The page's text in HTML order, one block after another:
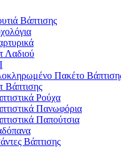
Βάπτισης
Λαδιού
Πακέτο
Βάπτισης
Ρούχα
Πανωφόρια
Παπούτσια
Βάπτισης